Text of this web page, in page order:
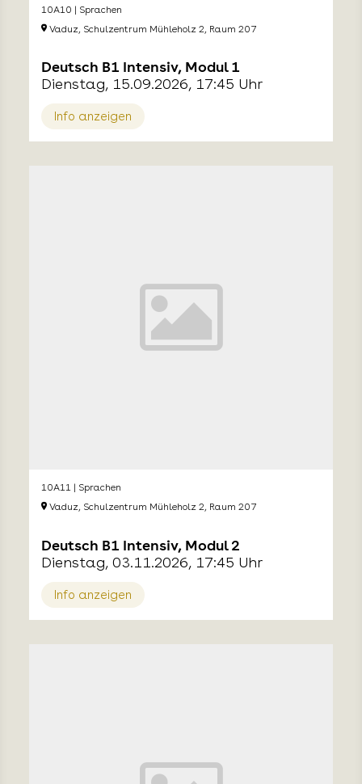
10A10 | Sprachen
Vaduz, Schulzentrum Mühleholz 2, Raum 207
Deutsch B1 Intensiv, Modul 1
Dienstag, 15.09.2026, 17:45 Uhr
Info anzeigen
10A11 | Sprachen
Vaduz, Schulzentrum Mühleholz 2, Raum 207
Deutsch B1 Intensiv, Modul 2
Dienstag, 03.11.2026, 17:45 Uhr
Info anzeigen